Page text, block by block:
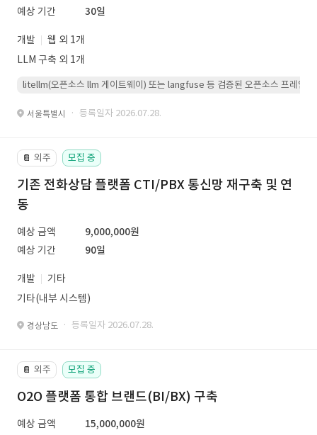
예상 기간
30일
개발
웹 외 1개
LLM 구축 외 1개
litellm(오픈소스 llm 게이트웨이) 또는 langfuse 등 검증된 오픈소스 프레임워
서울특별시 · 등록일자 2026.07.28.
📔 외주 모집 중
기존 전화상담 플랫폼 CTI/PBX 통신망 재구축 및 연
동
예상 금액
9,000,000원
예상 기간
90일
개발
기타
기타(내부 시스템)
경상남도 · 등록일자 2026.07.28.
📔 외주 모집 중
O2O 플랫폼 통합 브랜드(BI/BX) 구축
예상 금액
15,000,000원